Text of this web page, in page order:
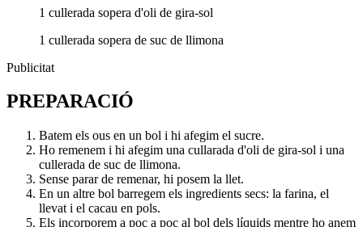
1 cullerada sopera d'oli de gira-sol
1 cullerada sopera de suc de llimona
Publicitat
PREPARACIÓ
Batem els ous en un bol i hi afegim el sucre.
Ho remenem i hi afegim una cullarada d'oli de gira-sol i una
cullerada de suc de llimona.
Sense parar de remenar, hi posem la llet.
En un altre bol barregem els ingredients secs: la farina, el
llevat i el cacau en pols.
Els incorporem a poc a poc al bol dels líquids mentre ho anem